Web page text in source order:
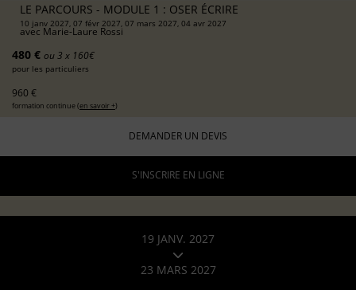
LE PARCOURS - MODULE 1 : OSER ÉCRIRE
10 janv 2027, 07 févr 2027, 07 mars 2027, 04 avr 2027
avec Marie-Laure Rossi
480 € ou 3 x 160€
pour les particuliers
960 €
formation continue (en savoir +)
DEMANDER UN DEVIS
S'INSCRIRE EN LIGNE
19 JANV. 2027
23 MARS 2027